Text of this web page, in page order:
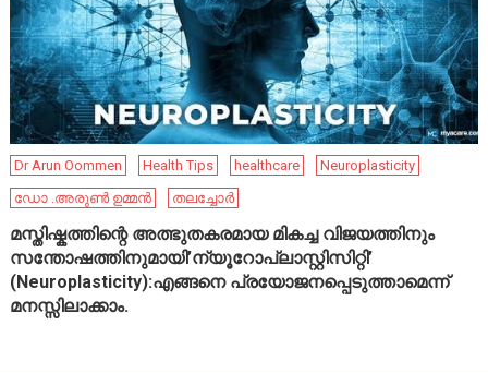
Dr Arun Oommen Health Tips healthcare
Neuroplasticity
ഡോ .അരുൺ ഉമ്മൻ
തലച്ചോർ
മസ്തിഷ്കത്തിന്റെ അത്ഭുതകരമായ മികച്ച വിജയത്തിനും
സന്തോഷത്തിനുമായി’ന്യൂറോപ്ലാസ്റ്റിസിറ്റി’
(Neuroplasticity):എങ്ങനെ പ്രയോജനപ്പെടുത്താമെന്ന്
മനസ്സിലാക്കാം.